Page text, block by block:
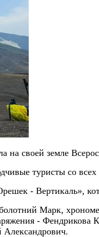
на своей земле
туристы со
- Вертикаль»,
Марк,
-